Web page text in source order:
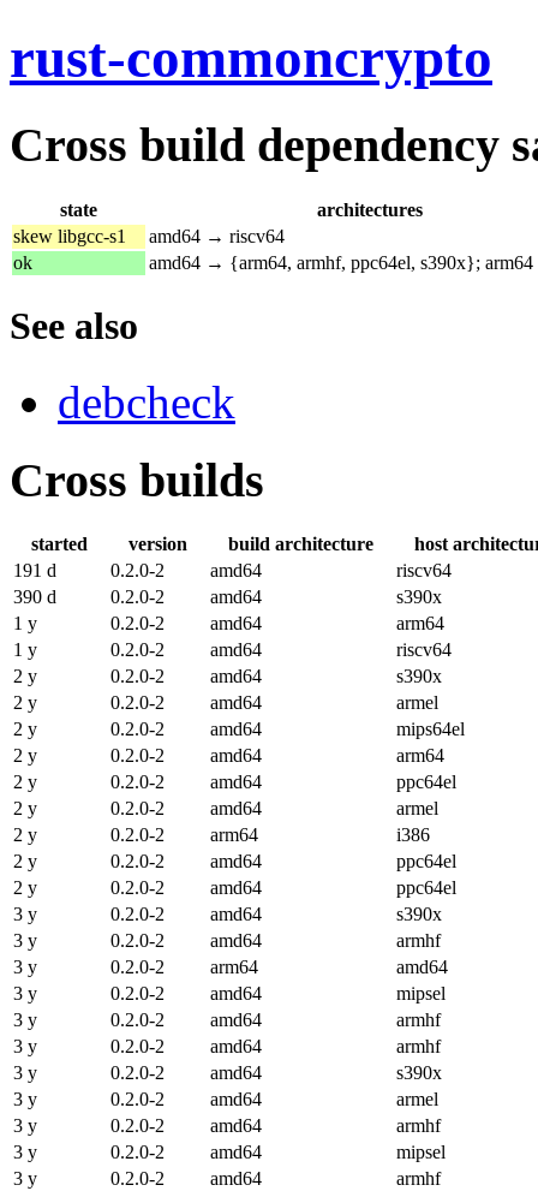
rust-commoncrypto
Cross build dependency
state
architectures
skew libgcc-s1
amd64 → riscv64
ok
amd64 → {arm64, armhf, ppc64el, s390x};
See also
debcheck
Cross builds
started version build architecture
host
191 d
0.2.0-2 amd64
riscv64
390 d
0.2.0-2 amd64
s390x
1 y
0.2.0-2 amd64
arm64
1 y
0.2.0-2 amd64
riscv64
2 y
0.2.0-2 amd64
s390x
2 y
0.2.0-2 amd64
armel
2 y
0.2.0-2 amd64
mips64el
2 y
0.2.0-2 amd64
arm64
2 y
0.2.0-2 amd64
ppc64el
2 y
0.2.0-2 amd64
armel
2 y
0.2.0-2 arm64
i386
2 y
0.2.0-2 amd64
ppc64el
2 y
0.2.0-2 amd64
ppc64el
3 y
0.2.0-2 amd64
s390x
3 y
0.2.0-2 amd64
armhf
3 y
0.2.0-2 arm64
amd64
3 y
0.2.0-2 amd64
mipsel
3 y
0.2.0-2 amd64
armhf
3 y
0.2.0-2 amd64
armhf
3 y
0.2.0-2 amd64
s390x
3 y
0.2.0-2 amd64
armel
3 y
0.2.0-2 amd64
armhf
3 y
0.2.0-2 amd64
mipsel
3 y
0.2.0-2 amd64
armhf